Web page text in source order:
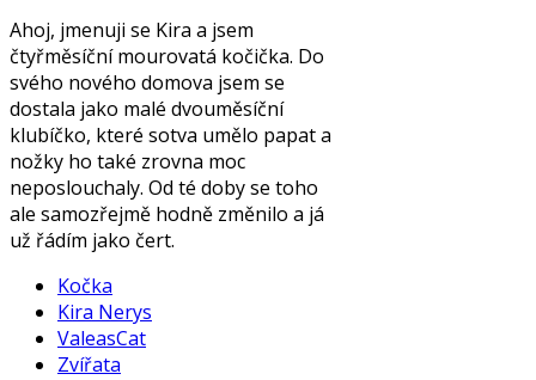
Ahoj, jmenuji se Kira a jsem
čtyřměsíční mourovatá kočička. Do
svého nového domova jsem se
dostala jako malé dvouměsíční
klubíčko, které sotva umělo papat a
nožky ho také zrovna moc
neposlouchaly. Od té doby se toho
ale samozřejmě hodně změnilo a já
už řádím jako čert.
Kočka
Kira Nerys
ValeasCat
Zvířata